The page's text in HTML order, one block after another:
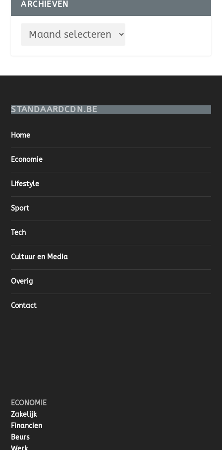
ARCHIEVEN
STANDAARDCDN.BE
Home
Economie
Lifestyle
Sport
Tech
Cultuur en Media
Overig
Contact
ECONOMIE
Zakelijk
Financien
Beurs